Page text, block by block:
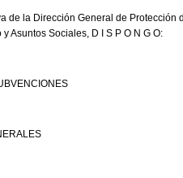
de la Dirección General de
Asuntos Sociales, D I S P O N G O: